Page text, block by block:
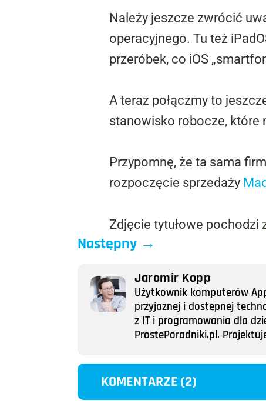
Należy jeszcze zwrócić
operacyjnego. Tu też
przeróbek, co iOS
A teraz połączmy to
stanowisko robocze, które
Przypomnę, że ta sama
rozpoczęcie sprzedaży
Zdjęcie tytułowe pochodzi
Następny →
Jaromir Kopp
Użytkownik komputerów
przyjaznej i dostępnej
z IT i programowania dla
ProstePoradniki.pl.
KOMENTARZE (2)